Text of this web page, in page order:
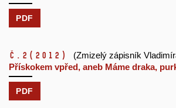
PDF
č.2 (2012)
(Zmizelý zápisník
Přískokem vpřed, aneb Máme draka,
PDF